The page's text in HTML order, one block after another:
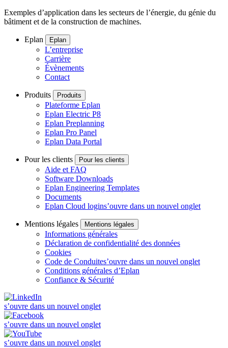
Exemples d’application dans les secteurs de l’énergie, du génie du
bâtiment et de la construction de machines.
Eplan Eplan
L’entreprise
Carrière
Évènements
Contact
Produits Produits
Plateforme Eplan
Eplan Electric P8
Eplan Preplanning
Eplan Pro Panel
Eplan Data Portal
Pour les clients Pour les clients
Aide et FAQ
Software Downloads
Eplan Engineering Templates
Documents
Eplan Cloud logins’ouvre dans un nouvel onglet
Mentions légales Mentions légales
Informations générales
Déclaration de confidentialité des données
Cookies
Code de Conduites’ouvre dans un nouvel onglet
Conditions générales d’Eplan
Confiance & Sécurité
s’ouvre dans un nouvel onglet
s’ouvre dans un nouvel onglet
s’ouvre dans un nouvel onglet